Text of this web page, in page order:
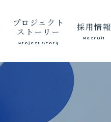
プロジェクト
ストーリー
Project Story
採用情報
Recruit